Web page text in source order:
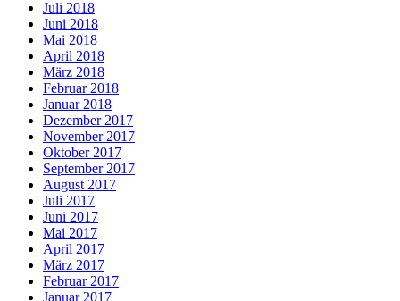
Juli 2018
Juni 2018
Mai 2018
April 2018
März 2018
Februar 2018
Januar 2018
Dezember 2017
November 2017
Oktober 2017
September 2017
August 2017
Juli 2017
Juni 2017
Mai 2017
April 2017
März 2017
Februar 2017
Januar 2017